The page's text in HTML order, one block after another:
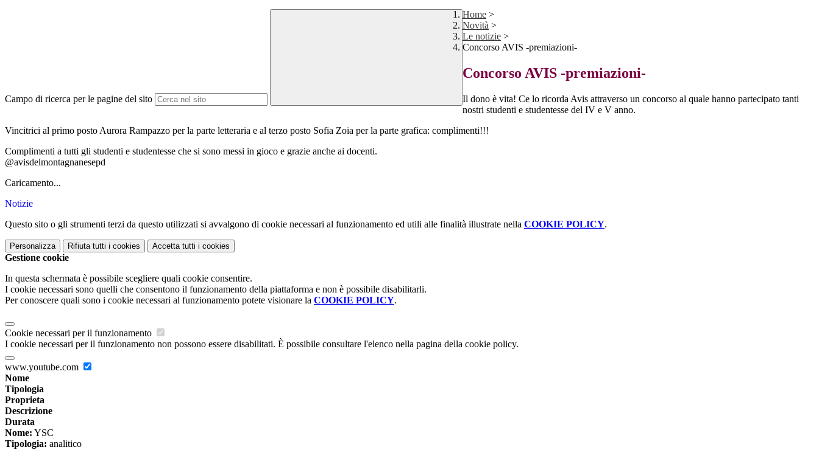
Campo di ricerca per le pagine del sito
Home >
Novità >
Le notizie >
Concorso AVIS -premiazioni-
Concorso AVIS -premiazioni-
Il dono è vita! Ce lo ricorda Avis attraverso un concorso al quale hanno partecipato tanti
nostri studenti e studentesse del IV e V anno.
Vincitrici al primo posto Aurora Rampazzo per la parte letteraria e al terzo posto Sofia Zoia per la parte grafica: complimenti!!!
Complimenti a tutti gli studenti e studentesse che si sono messi in gioco e grazie anche ai docenti.
@avisdelmontagnanesepd
Caricamento...
Notizie
Questo sito o gli strumenti terzi da questo utilizzati si avvalgono di cookie necessari al funzionamento ed utili alle finalità illustrate nella COOKIE POLICY.
Personalizza Rifiuta tutti i cookies Accetta tutti i cookies
Gestione cookie
In questa schermata è possibile scegliere quali cookie consentire.
I cookie necessari sono quelli che consentono il funzionamento della piattaforma e non è possibile disabilitarli.
Per conoscere quali sono i cookie necessari al funzionamento potete visionare la COOKIE POLICY.
Cookie necessari per il funzionamento
I cookie necessari per il funzionamento non possono essere disabilitati. È possibile consultare l'elenco nella pagina della cookie policy.
www.youtube.com
Nome
Tipologia
Proprieta
Descrizione
Durata
Nome: YSC
Tipologia: analitico